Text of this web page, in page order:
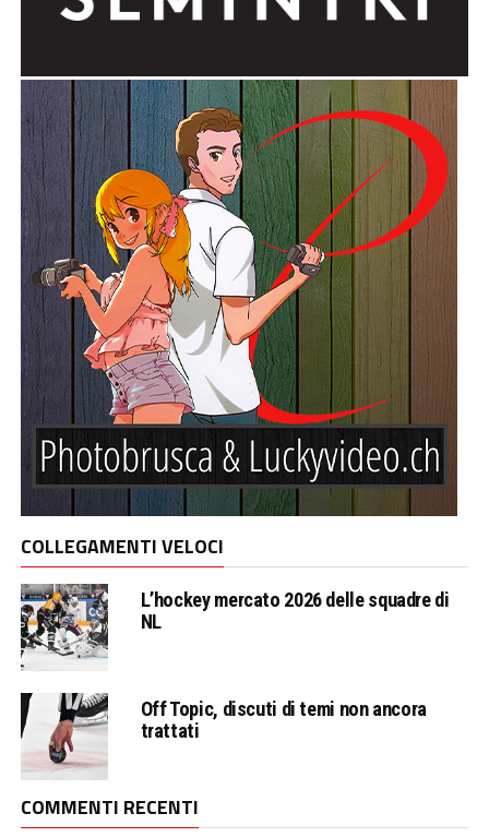
COLLEGAMENTI VELOCI
L’hockey mercato 2026 delle squadre di
NL
Off Topic, discuti di temi non ancora
trattati
COMMENTI RECENTI